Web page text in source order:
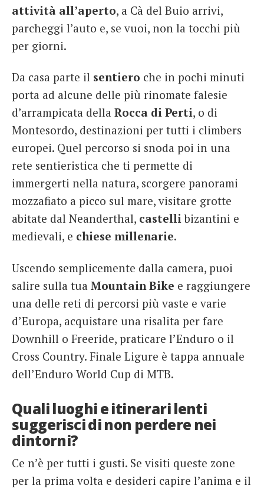
attività all’aperto, a Cà del Buio arrivi,
parcheggi l’auto e, se vuoi, non la tocchi più
per giorni.
Da casa parte il sentiero che in pochi minuti
porta ad alcune delle più rinomate falesie
d’arrampicata della Rocca di Perti, o di
Montesordo, destinazioni per tutti i climbers
europei. Quel percorso si snoda poi in una
rete sentieristica che ti permette di
immergerti nella natura, scorgere panorami
mozzafiato a picco sul mare, visitare grotte
abitate dal Neanderthal, castellibizantini e
medievali, e chiese millenarie.
Uscendo semplicemente dalla camera, puoi
salire sulla tua Mountain Bike e raggiungere
una delle reti di percorsi più vaste e varie
d’Europa, acquistare una risalita per fare
Downhill o Freeride, praticare l’Enduro o il
Cross Country. Finale Ligure è tappa annuale
dell’Enduro World Cup di MTB.
Quali luoghi e itinerari lenti
suggerisci di non perdere nei
dintorni?
Ce n’è per tutti i gusti. Se visiti queste zone
per la prima volta e desideri capire l’anima e il